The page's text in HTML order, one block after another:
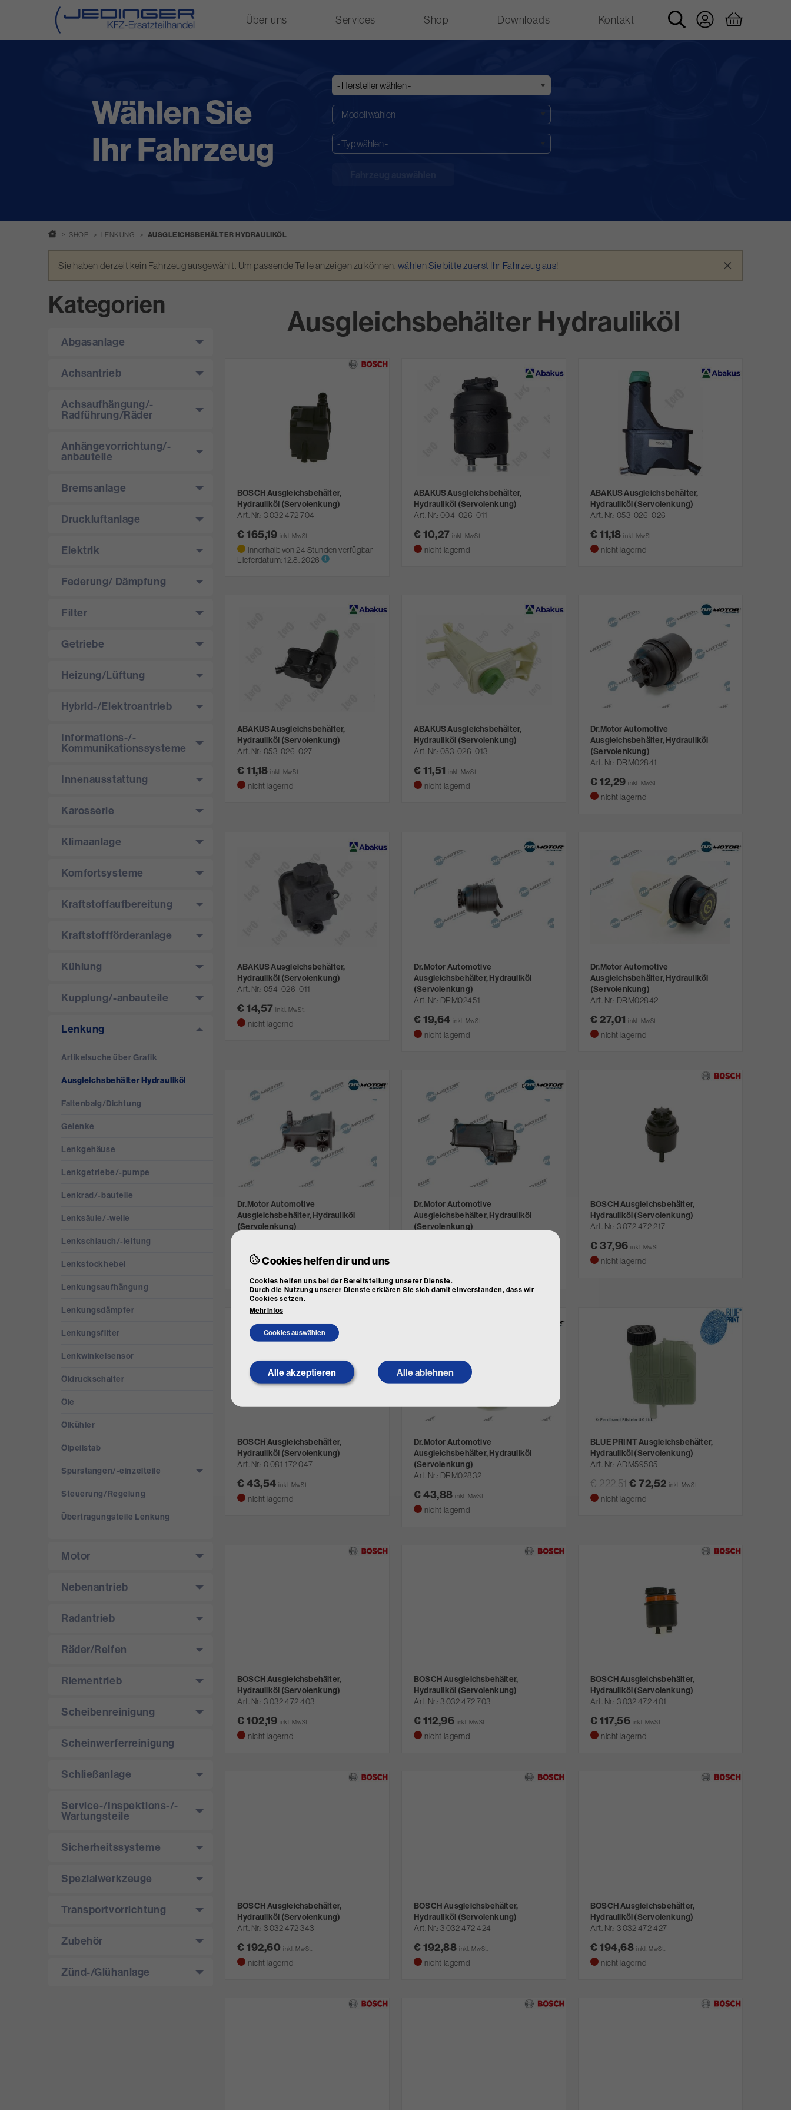
Über uns Services Shop Downloads Kontakt
Wählen Sie
Ihr Fahrzeug
SHOP LENKUNG AUSGLEICHSBEHÄLTER HYDRAULIKÖL
Warnmeldung
Sie haben derzeit kein Fahrzeug ausgewählt. Um passende Teile anzeigen zu können, wählen Sie bitte zuerst Ihr Fahrzeug aus! ×
Ausgleichsbehälter Hydrauliköl
BOSCH Ausgleichsbehälter,
Hydrauliköl (Servolenkung)
Art. Nr. 3 032 472 704
€ 165,19inkl. MwSt.
innerhalb von 24 Stunden verfügbar
Lieferdatum:12.8. 2026
ABAKUS Ausgleichsbehälter,
Hydrauliköl (Servolenkung)
Art. Nr. 004-026-011
€ 10,27inkl. MwSt.
nicht lagernd
ABAKUS Ausgleichsbehälter,
Hydrauliköl (Servolenkung)
Art. Nr. 053-026-026
€ 11,18inkl. MwSt.
nicht lagernd
ABAKUS Ausgleichsbehälter,
Hydrauliköl (Servolenkung)
Art. Nr. 053-026-027
€ 11,18inkl. MwSt.
nicht lagernd
ABAKUS Ausgleichsbehälter,
Hydrauliköl (Servolenkung)
Art. Nr. 053-026-013
€ 11,51inkl. MwSt.
nicht lagernd
Dr.Motor Automotive
Ausgleichsbehälter, Hydrauliköl
(Servolenkung)
Art. Nr. DRM02841
€ 12,29inkl. MwSt.
nicht lagernd
ABAKUS Ausgleichsbehälter,
Hydrauliköl (Servolenkung)
Art. Nr. 054-026-011
€ 14,57inkl. MwSt.
nicht lagernd
Dr.Motor Automotive
Ausgleichsbehälter, Hydrauliköl
(Servolenkung)
Art. Nr. DRM02451
€ 19,64inkl. MwSt.
nicht lagernd
Dr.Motor Automotive
Ausgleichsbehälter, Hydrauliköl
(Servolenkung)
Art. Nr. DRM02842
€ 27,01inkl. MwSt.
nicht lagernd
Dr.Motor Automotive
Ausgleichsbehälter, Hydrauliköl
(Servolenkung)
€ 36,83inkl. MwSt.
Dr.Motor Automotive
Ausgleichsbehälter, Hydrauliköl
(Servolenkung)
BOSCH Ausgleichsbehälter,
Hydrauliköl (Servolenkung)
Art. Nr. 3 072 472 217
€ 37,96inkl. MwSt.
nicht lagernd
BOSCH Ausgleichsbehälter,
Hydrauliköl (Servolenkung)
Art. Nr. 0 081 172 047
€ 43,54inkl. MwSt.
nicht lagernd
Dr.Motor Automotive
Ausgleichsbehälter, Hydrauliköl
(Servolenkung)
Art. Nr. DRM02832
€ 43,88inkl. MwSt.
nicht lagernd
BLUE PRINT Ausgleichsbehälter,
Hydrauliköl (Servolenkung)
Art. Nr. ADM59505
€ 222,51€ 72,52 inkl. MwSt.
nicht lagernd
BOSCH Ausgleichsbehälter,
Hydrauliköl (Servolenkung)
Art. Nr. 3 032 472 403
€ 102,19inkl. MwSt.
nicht lagernd
BOSCH Ausgleichsbehälter,
Hydrauliköl (Servolenkung)
Art. Nr. 3 032 472 703
€ 112,96inkl. MwSt.
nicht lagernd
BOSCH Ausgleichsbehälter,
Hydrauliköl (Servolenkung)
Art. Nr. 3 032 472 401
€ 117,56inkl. MwSt.
nicht lagernd
BOSCH Ausgleichsbehälter,
Hydrauliköl (Servolenkung)
Art. Nr. 3 032 472 343
€ 192,60inkl. MwSt.
nicht lagernd
BOSCH Ausgleichsbehälter,
Hydrauliköl (Servolenkung)
Art. Nr. 3 032 472 424
€ 192,88inkl. MwSt.
nicht lagernd
BOSCH Ausgleichsbehälter,
Hydrauliköl (Servolenkung)
Art. Nr. 3 032 472 427
€ 194,68inkl. MwSt.
nicht lagernd
Kategorien
Abgasanlage
Achsantrieb
Achsaufhängung/­
Radführung/­Räder
Anhängevorrichtung/­-
anbauteile
Bremsanlage
Druckluftanlage
Elektrik
Federung/­ Dämpfung
Filter
Getriebe
Heizung/­Lüftung
Hybrid-/­Elektroantrieb
Informations-/­
Kommunikationssysteme
Innenausstattung
Karosserie
Klimaanlage
Komfortsysteme
Kraftstoffaufbereitung
Kraftstoffförderanlage
Kühlung
Kupplung/­-anbauteile
Lenkung
Artikelsuche über Grafik
Ausgleichsbehälter Hydrauliköl
Faltenbalg/­Dichtung
Gelenke
Lenkgehäuse
Lenkgetriebe/­-pumpe
Lenkrad/­-bauteile
Lenksäule/­-welle
Lenkschlauch/­-leitung
Lenkstockhebel
Lenkungsaufhängung
Lenkungsdämpfer
Lenkungsfilter
Lenkwinkelsensor
Öldruckschalter
Öle
Ölkühler
Ölpeilstab
Spurstangen/­-einzelteile
Steuerung/­Regelung
Übertragungsteile Lenkung
Motor
Nebenantrieb
Radantrieb
Räder/­Reifen
Riementrieb
Scheibenreinigung
Scheinwerferreinigung
Schließanlage
Service-/­Inspektions-/­
Wartungsteile
Sicherheitssysteme
Spezialwerkzeuge
Transportvorrichtung
Zubehör
Zünd-/­Glühanlage
Cookies helfen dir und uns
Cookies helfen uns bei der Bereitstellung unserer Dienste.
Durch die Nutzung unserer Dienste erklären Sie sich damit einverstanden, dass wir
Cookies setzen.
Mehr Infos
Cookies auswählen
Alle akzeptieren
Withdraw
consent
Alle ablehnen